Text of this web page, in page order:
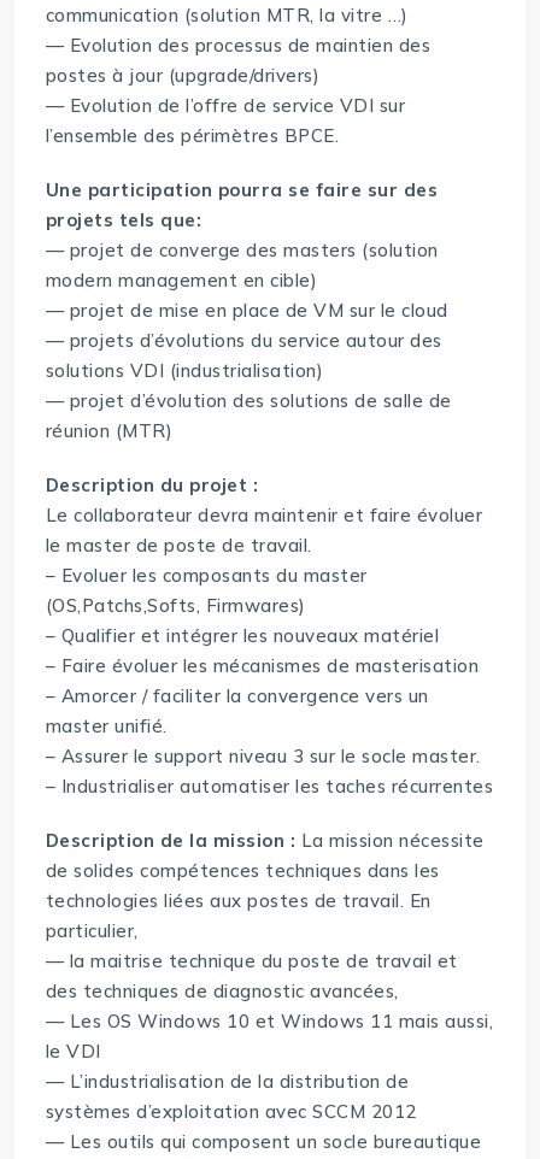
communication (solution MTR, la vitre …)
— Evolution des processus de maintien des
postes à jour (upgrade/drivers)
— Evolution de l’offre de service VDI sur
l’ensemble des périmètres BPCE.
Une participation pourra se faire sur des
projets tels que:
— projet de converge des masters (solution
modern management en cible)
— projet de mise en place de VM sur le cloud
— projets d’évolutions du service autour des
solutions VDI (industrialisation)
— projet d’évolution des solutions de salle de
réunion (MTR)
Description du projet :
Le collaborateur devra maintenir et faire évoluer
le master de poste de travail.
– Evoluer les composants du master
(OS,Patchs,Softs, Firmwares)
– Qualifier et intégrer les nouveaux matériel
– Faire évoluer les mécanismes de masterisation
– Amorcer / faciliter la convergence vers un
master unifié.
– Assurer le support niveau 3 sur le socle master.
– Industrialiser automatiser les taches récurrentes
Description de la mission : La mission nécessite
de solides compétences techniques dans les
technologies liées aux postes de travail. En
particulier,
— la maitrise technique du poste de travail et
des techniques de diagnostic avancées,
— Les OS Windows 10 et Windows 11 mais aussi,
le VDI
— L’industrialisation de la distribution de
systèmes d’exploitation avec SCCM 2012
— Les outils qui composent un socle bureautique